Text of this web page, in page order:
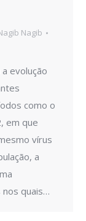
Nagib
evolução
como o
em que
vírus
a
nos quais…